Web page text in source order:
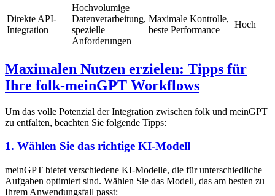
Direkte API-
Integration
Hochvolumige
Datenverarbeitung,
spezielle
Anforderungen
Maximale Kontrolle,
beste Performance
Hoch
Maximalen Nutzen erzielen: Tipps für
Ihre folk-meinGPT Workflows
Um das volle Potenzial der Integration zwischen folk und meinGPT
zu entfalten, beachten Sie folgende Tipps:
1. Wählen Sie das richtige KI-Modell
meinGPT bietet verschiedene KI-Modelle, die für unterschiedliche
Aufgaben optimiert sind. Wählen Sie das Modell, das am besten zu
Ihrem Anwendungsfall passt: